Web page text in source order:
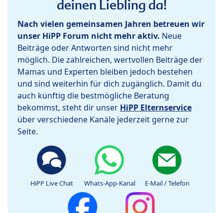
deinen Liebling da!
Nach vielen gemeinsamen Jahren betreuen wir
unser HiPP Forum nicht mehr aktiv. Neue
Beiträge oder Antworten sind nicht mehr
möglich. Die zahlreichen, wertvollen Beiträge der
Mamas und Experten bleiben jedoch bestehen
und sind weiterhin für dich zugänglich. Damit du
auch künftig die bestmögliche Beratung
bekommst, steht dir unser HiPP Elternservice
über verschiedene Kanäle jederzeit gerne zur
Seite.
HiPP Live Chat Whats-App-Kanal E-Mail / Telefon